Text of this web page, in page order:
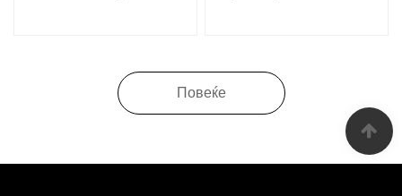
домашни
апарати
Повеќе